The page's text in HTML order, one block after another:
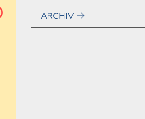
ARCHIV